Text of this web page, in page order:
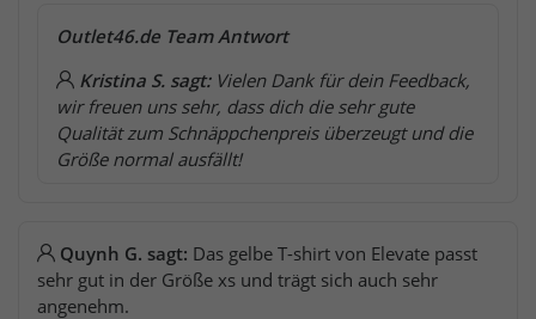
Outlet46.de Team Antwort
Kristina S. sagt: Vielen Dank für dein Feedback,
wir freuen uns sehr, dass dich die sehr gute
Qualität zum Schnäppchenpreis überzeugt und die
Größe normal ausfällt!
Quynh G. sagt: Das gelbe T-shirt von Elevate passt
sehr gut in der Größe xs und trägt sich auch sehr
angenehm.